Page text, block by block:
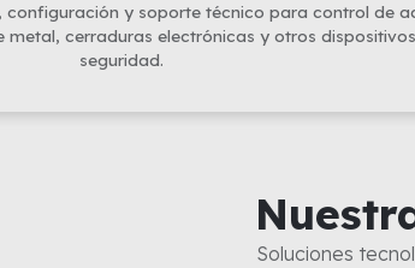
y soporte técnico para control de
metal, cerraduras electrónicas y otros
seguridad.
Soluciones